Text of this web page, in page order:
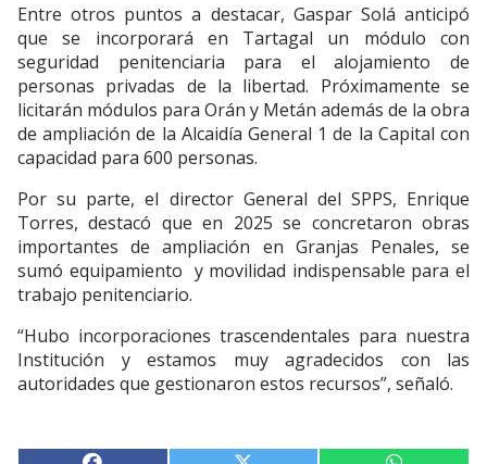
Entre otros puntos a destacar, Gaspar Solá anticipó
que se incorporará en Tartagal un módulo con
seguridad penitenciaria para el alojamiento de
personas privadas de la libertad. Próximamente se
licitarán módulos para Orán y Metán además de la obra
de ampliación de la Alcaidía General 1 de la Capital con
capacidad para 600 personas.
Por su parte, el director General del SPPS, Enrique
Torres, destacó que en 2025 se concretaron obras
importantes de ampliación en Granjas Penales, se
sumó equipamiento y movilidad indispensable para el
trabajo penitenciario.
“Hubo incorporaciones trascendentales para nuestra
Institución y estamos muy agradecidos con las
autoridades que gestionaron estos recursos”, señaló.